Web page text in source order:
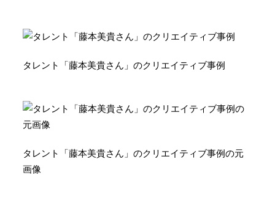
タレント「藤本美貴さん」のクリエイティブ事例
タレント「藤本美貴さん」のクリエイティブ事例の元
画像